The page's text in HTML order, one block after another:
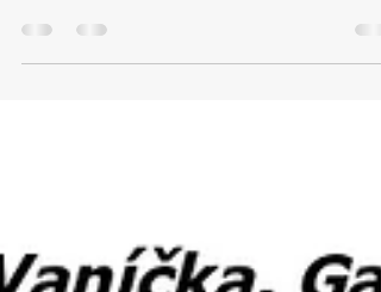
Pozvánka na župní vycházku - září 2026